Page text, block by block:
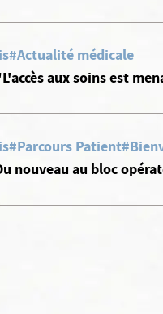
#Actualité médicale
aux soins est
#Parcours Patient
nouveau au bloc